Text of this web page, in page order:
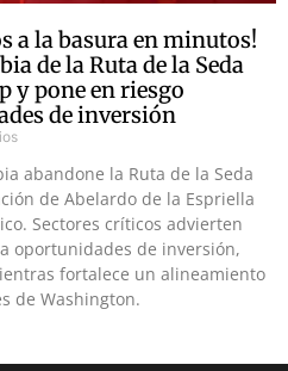
a la basura en minutos!
de la Ruta de la Seda
y pone en riesgo
de inversión
abandone la Ruta de la Seda
de Abelardo de la Espriella
Sectores críticos advierten
oportunidades de inversión,
fortalece un alineamiento
de Washington.